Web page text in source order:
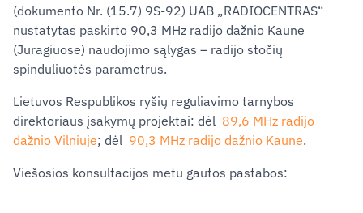
(dokumento Nr. (15.7) 9S-92) UAB „RADIOCENTRAS“
nustatytas paskirto 90,3 MHz radijo dažnio Kaune
(Juragiuose) naudojimo sąlygas – radijo stočių
spinduliuotės parametrus.
Lietuvos Respublikos ryšių reguliavimo tarnybos
direktoriaus įsakymų projektai: dėl 89,6 MHz radijo
dažnio Vilniuje; dėl 90,3 MHz radijo dažnio Kaune.
Viešosios konsultacijos metu gautos pastabos: